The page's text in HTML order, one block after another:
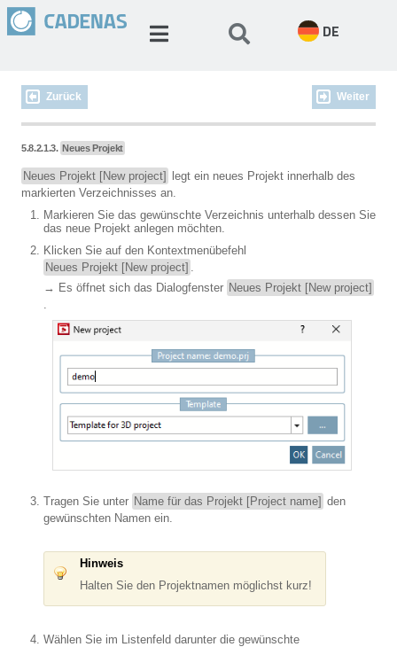
DE
Zurück Weiter
5.8.2.1.3. Neues Projekt
Neues Projekt [New project]
legt ein neues Projekt innerhalb des
markierten Verzeichnisses an.
Markieren Sie das gewünschte Verzeichnis unterhalb dessen Sie
das neue Projekt anlegen möchten.
Klicken Sie auf den Kontextmenübefehl
Neues Projekt [New project] .
→ Es öffnet sich das Dialogfenster Neues Projekt [New project]
.
Tragen Sie unter Name für das Projekt [Project name] den
gewünschten Namen ein.
Hinweis
Halten Sie den Projektnamen möglichst kurz!
Wählen Sie im Listenfeld darunter die gewünschte